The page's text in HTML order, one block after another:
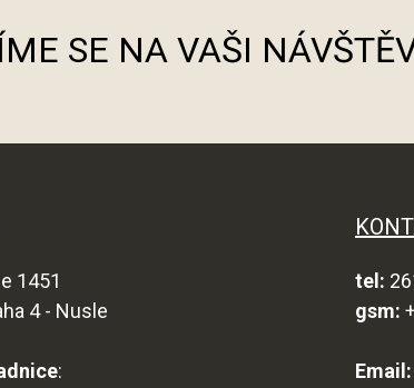
SE NA VAŠI
1451
4 - Nusle
:
tel:
gsm:
Email: